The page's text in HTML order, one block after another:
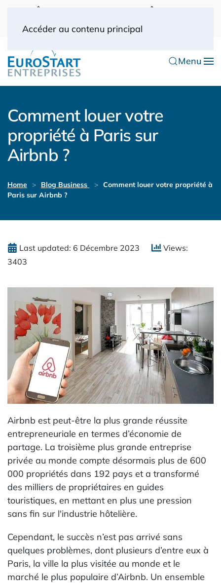
Accéder au contenu principal
(0) 1 53 57 49 10
0033 (0) 6 70 52 11 09
Menu
Comment louer votre
propriété à Paris sur
Airbnb ?
Home Blog Business
Comment louer votre propriété à
Paris sur Airbnb ?
Last updated: 6 Décembre 2023
Views:
3403
Airbnb est peut-être la plus grande réussite
entrepreneuriale en termes d’économie de
partage. La troisième plus grande entreprise
privée au monde compte désormais plus de 600
000 propriétés dans 192 pays et a transformé
des milliers de propriétaires en guides
touristiques, en mettant en plus une pression
sans fin sur l'industrie hôtelière.
Cependant, le succès n’est pas arrivé sans
quelques problèmes, dont plusieurs d’entre eux à
Paris, la ville la plus visitée au monde et le
marché le plus populaire d’Airbnb. Un ensemble